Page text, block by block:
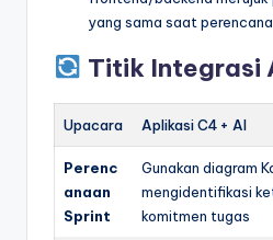
yang sama saat
Titik Integrasi
Upacara Aplikasi C4 + AI
Perenc
anaan
Sprint
Gunakan diagram
mengidentifikasi
komitmen tugas